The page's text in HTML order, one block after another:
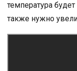
температура
также нужно